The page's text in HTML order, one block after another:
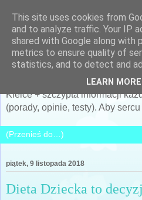
Po prostu
Siostra Archeo
Kobieta, Matka, żona... i cały
Kielce + szczypta informacji
(porady, opinie, testy). Aby
piątek, 9 listopada 2018
Dieta Dziecka to
This site uses cookies from
and to analyze traffic. Your IP
shared with Google along with
metrics to ensure quality of
statistics, and to detect and
LEARN MORE